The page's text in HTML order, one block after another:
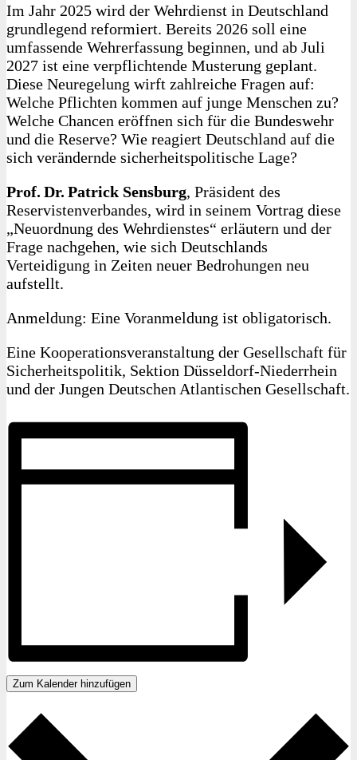
Im Jahr 2025 wird der Wehrdienst in Deutschland
grundlegend reformiert. Bereits 2026 soll eine
umfassende Wehrerfassung beginnen, und ab Juli
2027 ist eine verpflichtende Musterung geplant.
Diese Neuregelung wirft zahlreiche Fragen auf:
Welche Pflichten kommen auf junge Menschen zu?
Welche Chancen eröffnen sich für die Bundeswehr
und die Reserve? Wie reagiert Deutschland auf die
sich verändernde sicherheitspolitische Lage?
Prof. Dr. Patrick Sensburg, Präsident des
Reservistenverbandes, wird in seinem Vortrag diese
„Neuordnung des Wehrdienstes“ erläutern und der
Frage nachgehen, wie sich Deutschlands
Verteidigung in Zeiten neuer Bedrohungen neu
aufstellt.
Anmeldung: Eine Voranmeldung ist obligatorisch.
Eine Kooperationsveranstaltung der Gesellschaft für
Sicherheitspolitik, Sektion Düsseldorf‑Niederrhein
und der Jungen Deutschen Atlantischen Gesellschaft.
Zum Kalender hinzufügen